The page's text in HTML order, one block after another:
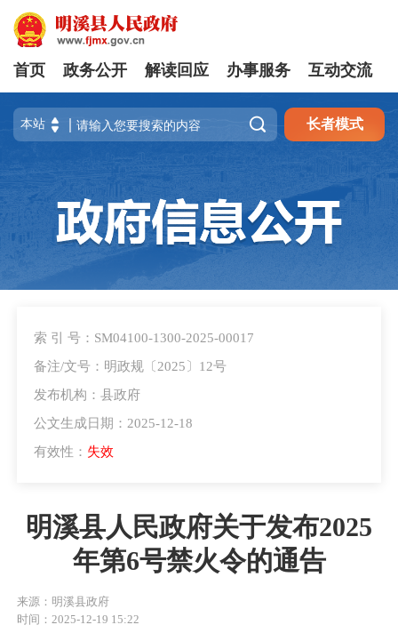
首页 政务公开 解读回应 办事服务 互动交流
 长者模式
索 引 号：SM04100-1300-2025-00017
备注/文号：明政规〔2025〕12号
发布机构：县政府
公文生成日期：2025-12-18
有效性： 失效
明溪县人民政府关于发布2025
年第6号禁火令的通告
来源：明溪县政府
时间：2025-12-19 15:22